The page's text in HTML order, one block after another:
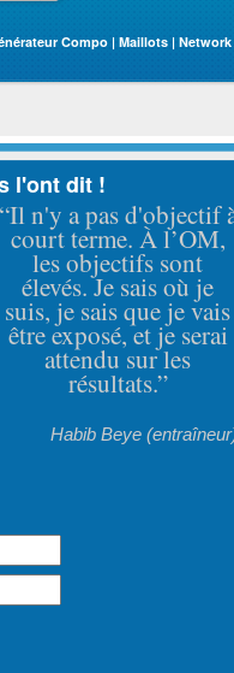
Compo | Maillots | Network
l'ont dit !
“Il n'y a pas d'objectif
court terme. À l’OM,
les objectifs sont
élevés. Je sais où je
suis, je sais que je vais
être exposé, et je serai
attendu sur les
résultats.”
Habib Beye